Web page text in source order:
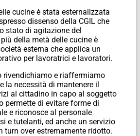
cucine è stata esternalizzata
dissenso della CGIL che
stato di agitazione del
della metà delle cucine è
esterna che applica un
per lavoratrici e lavoratori.
rivendichiamo e riaffermiamo
la necessità di mantenere il
al cittadino in capo al soggetto
permette di evitare forme di
e riconosce al personale
e tutelanti, ed anche un servizio
turn over estremamente ridotto.